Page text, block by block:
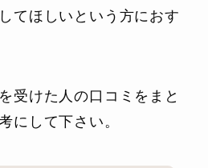
てほしいという方におす
受けた人の口コミをまと
にして下さい。